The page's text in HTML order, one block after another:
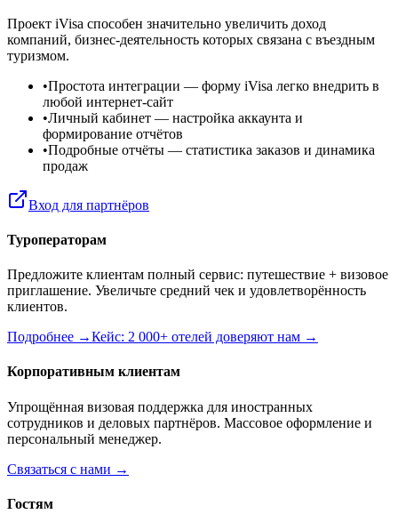
Проект iVisa способен значительно увеличить доход
компаний, бизнес-деятельность которых связана с въездным
туризмом.
•Простота интеграции — форму iVisa легко внедрить в
любой интернет-сайт
•Личный кабинет — настройка аккаунта и
формирование отчётов
•Подробные отчёты — статистика заказов и динамика
продаж
Вход для партнёров
Туроператорам
Предложите клиентам полный сервис: путешествие + визовое
приглашение. Увеличьте средний чек и удовлетворённость
клиентов.
Подробнее →Кейс: 2 000+ отелей доверяют нам →
Корпоративным клиентам
Упрощённая визовая поддержка для иностранных
сотрудников и деловых партнёров. Массовое оформление и
персональный менеджер.
Связаться с нами →
Гостям